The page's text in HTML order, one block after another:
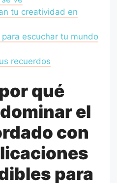
tu creatividad en
escuchar tu mundo
recuerdos
qué
el
con
para